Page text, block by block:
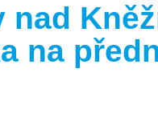
nad
na